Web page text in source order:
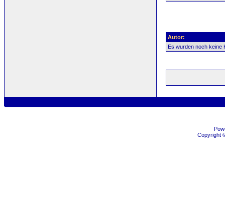
Autor:
Es wurden noch keine
Copyright